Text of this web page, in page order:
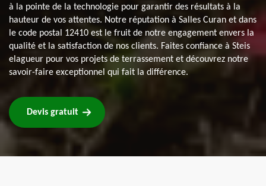
à la pointe de la technologie pour garantir des résultats à la
hauteur de vos attentes. Notre réputation à Salles Curan et dans
le code postal 12410 est le fruit de notre engagement envers la
qualité et la satisfaction de nos clients. Faites confiance à Steis
elagueur pour vos projets de terrassement et découvrez notre
savoir-faire exceptionnel qui fait la différence.
Devis gratuit